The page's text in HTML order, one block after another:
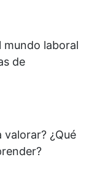
mundo laboral
de
valorar? ¿Qué